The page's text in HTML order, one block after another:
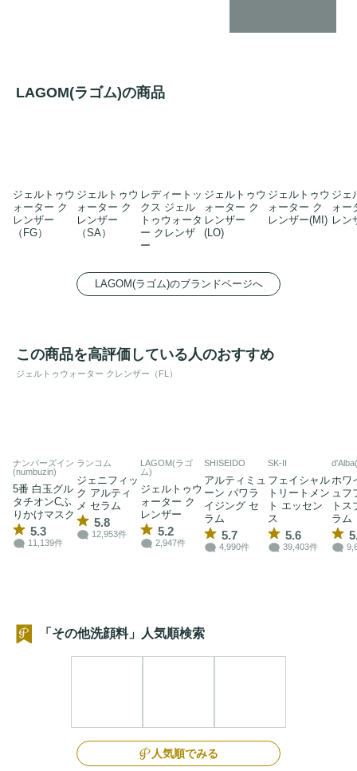
LAGOM(ラゴム)の商品
ジェルトゥウ
ォーター ク
レンザー
（FG）
ジェルトゥウ
ォーター ク
レンザー
（SA）
レディートッ
クス ジェル
トゥウォータ
ー クレンザ
ー
ジェルトゥウ
ォーター ク
レンザー
(LO)
ジェルトゥウ
ォーター ク
レンザー(MI)
ジェ
ォー
レン
LAGOM(ラゴム)のブランドページへ
この商品を高評価している人のおすすめ
ジェルトゥウォーター クレンザー（FL）
ナンバーズイン
(numbuzin)
5番 白玉グル
タチオンCふ
りかけマスク
5.3
11,139件
ランコム
ジェニフィッ
ク アルティ
メ セラム
5.8
12,953件
LAGOM(ラゴ
ム)
ジェルトゥウ
ォーター ク
レンザー
5.2
2,947件
SHISEIDO
アルティミュ
ーン パワラ
イジング セ
ラム
5.7
4,990件
SK-II
フェイシャル
トリートメン
ト エッセン
ス
5.6
39,403件
ホワ
ュフ
トス
ラム
「その他洗顔料」人気順検索
人気順でみる